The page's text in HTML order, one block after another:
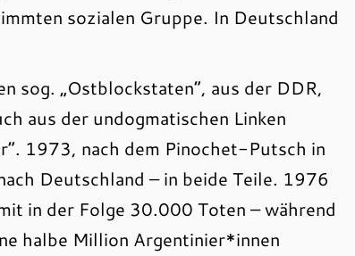
sozialen Gruppe. In Deutschland
sog. „Ostblockstaten“, aus der DDR,
aus der undogmatischen Linken
1973, nach dem Pinochet-Putsch in
Deutschland – in beide Teile. 1976
in der Folge 30.000 Toten – während
halbe Million Argentinier*innen